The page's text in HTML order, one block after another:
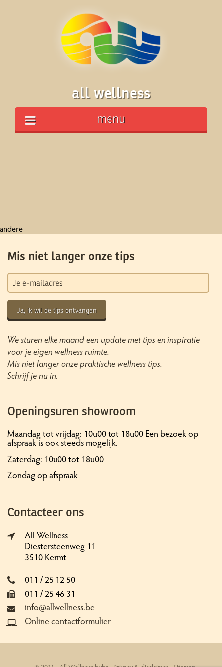
all wellness
menu
andere
Mis niet langer onze tips
Ja, ik wil de tips ontvangen
We sturen elke maand een update met tips en inspiratie
voor je eigen wellness ruimte.
Mis niet langer onze praktische wellness tips.
Schrijf je nu in.
Openingsuren showroom
Maandag tot vrijdag: 10u00 tot 18u00 Een bezoek op
afspraak is ook steeds mogelijk.
Zaterdag: 10u00 tot 18u00
Zondag op afspraak
Contacteer ons
All Wellness
Diestersteenweg 11
3510 Kermt
011 / 25 12 50
011 / 25 46 31
info@allwellness.be
Online contactformulier